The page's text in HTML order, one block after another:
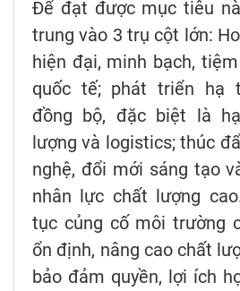
Để đạt được mục tiêu
trung vào 3 trụ cột lớn:
hiện đại, minh bạch,
quốc tế; phát triển hạ
đồng bộ, đặc biệt là
lượng và logistics; thúc
nghệ, đổi mới sáng tạo
nhân lực chất lượng
tục củng cố môi trường
ổn định, nâng cao chất
bảo đảm quyền, lợi ích